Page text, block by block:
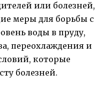
или болезней,
меры для борьбы с
воды в пруду,
переохлаждения и
которые
болезней.